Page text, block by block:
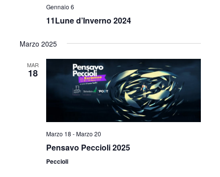
s
t
e
N
a
o
n
Gennaio 6
11Lune d’Inverno 2024
Marzo 2025
MAR
18
Marzo 18 -Marzo 20
Pensavo Peccioli 2025
Peccioli